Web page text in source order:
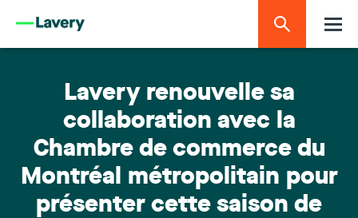
Lavery renouvelle sa
collaboration avec la
Chambre de commerce du
Montréal métropolitain pour
présenter cette saison de